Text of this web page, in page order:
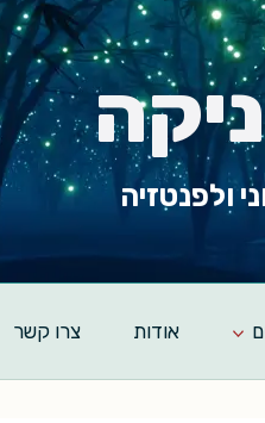
ולפנטזיה
אודות צרו קשר